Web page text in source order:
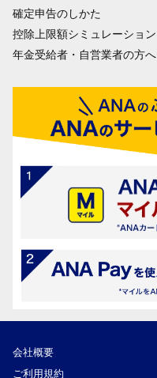
確定申告のしかた
控除上限額シミュレーション
年金受給者・自営業者の方へ
会社概要
ご利用規約